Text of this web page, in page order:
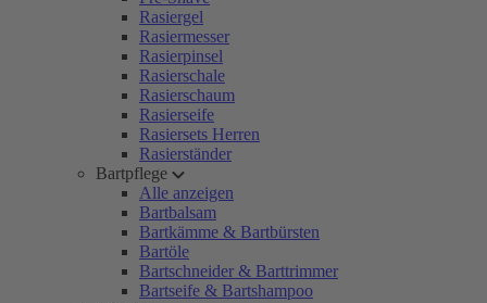
Rasiergel
Rasiermesser
Rasierpinsel
Rasierschale
Rasierschaum
Rasierseife
Rasiersets Herren
Rasierständer
Bartpflege
Alle anzeigen
Bartbalsam
Bartkämme & Bartbürsten
Bartöle
Bartschneider & Barttrimmer
Bartseife & Bartshampoo